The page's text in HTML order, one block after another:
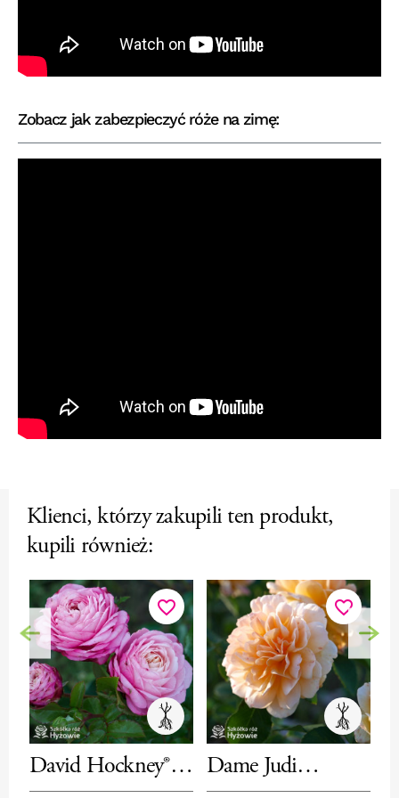
Zobacz jak zabezpieczyć róże na zimę:
Klienci, którzy zakupili ten produkt,
kupili również:
favorite_border
David Hockney®–
favorite_border
Dame Judi
Poprzedni